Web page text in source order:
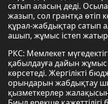
сатып аласың деді.
жазып, сол грантқа өтіп
құрал-жабдықтар сатып
ашып, жұмыс істеп
РКС: Мемлекет
қабылдауға дайын жұмыс
көрсетеді. Жергілікті
орындарын жабдықтау
қызметкерлер